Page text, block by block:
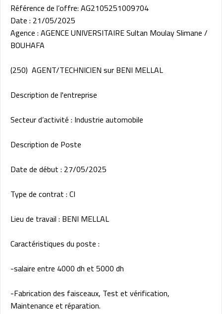
Référence de l’offre: AG2105251009704
Date : 21/05/2025
Agence : AGENCE UNIVERSITAIRE Sultan Moulay Slimane /
BOUHAFA
(250) AGENT/TECHNICIEN sur BENI MELLAL
Description de l'entreprise
Secteur d’activité : Industrie automobile
Description de Poste
Date de début : 27/05/2025
Type de contrat : CI
Lieu de travail : BENI MELLAL
Caractéristiques du poste :
-salaire entre 4000 dh et 5000 dh
-Fabrication des faisceaux, Test et vérification,
Maintenance et réparation.